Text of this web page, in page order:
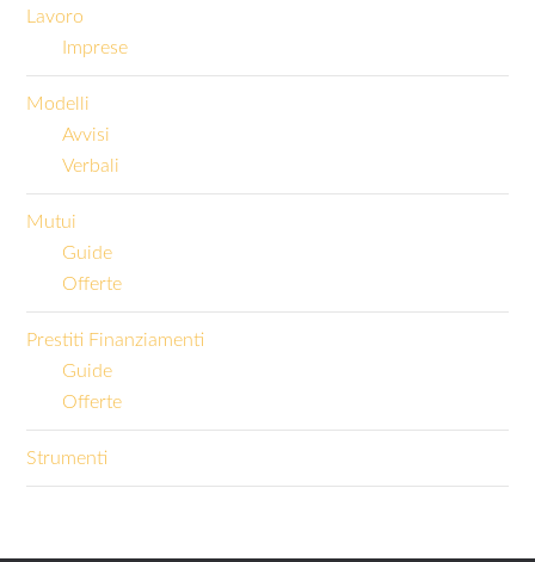
Lavoro
Imprese
Modelli
Avvisi
Verbali
Mutui
Guide
Offerte
Prestiti Finanziamenti
Guide
Offerte
Strumenti